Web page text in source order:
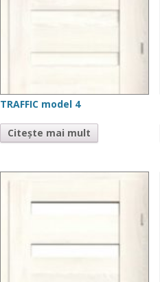
TRAFFIC model 4
Citește mai mult